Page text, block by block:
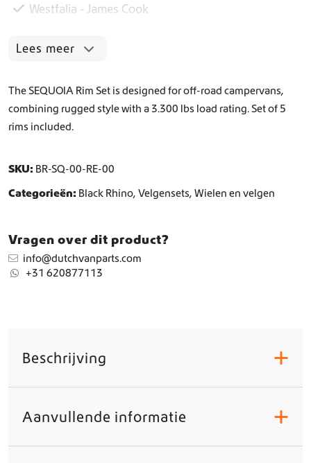
Westfalia - James Cook
Lees meer
The SEQUOIA Rim Set is designed for off-road campervans,
combining rugged style with a 3.300 lbs load rating. Set of 5
rims included.
SKU: BR-SQ-00-RE-00
Categorieën: Black Rhino, Velgensets, Wielen en velgen
Vragen over dit product?
info@dutchvanparts.com
+31 620877113
Beschrijving +
Aanvullende informatie +